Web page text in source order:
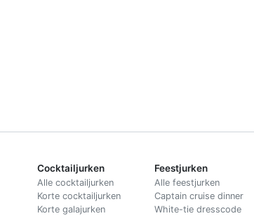
Cocktailjurken
Alle cocktailjurken
Korte cocktailjurken
Korte galajurken
Feestjurken
Alle feestjurken
Captain cruise dinner
White-tie dresscode